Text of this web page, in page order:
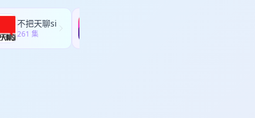
幻的时代里乘风
真正把握住的投
段？ 11:01 这一
17:28 为什么笃
了炳见老师信
不把天聊si
261 集